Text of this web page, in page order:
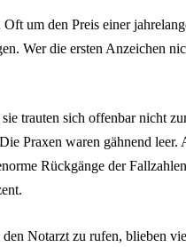
um den Preis einer
Wer die ersten Anzeichen
trauten sich offenbar nicht
Praxen waren gähnend leer.
Rückgänge der
Notarzt zu rufen, blieben